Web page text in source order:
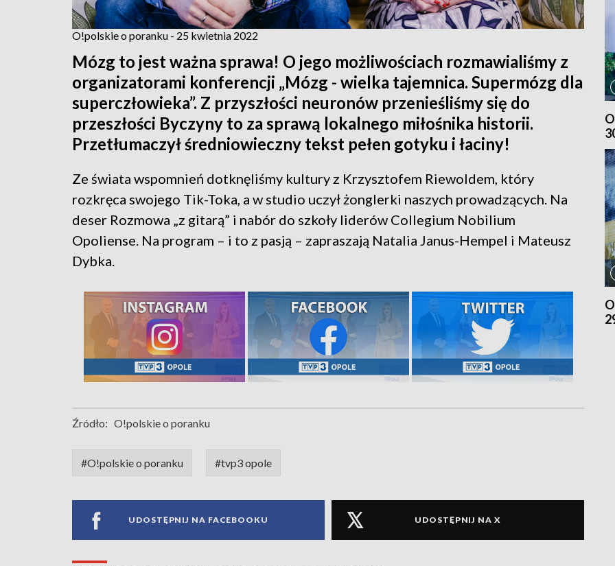
O!polskie o poranku - 25 kwietnia 2022
Mózg to jest ważna sprawa! O jego możliwościach rozmawialiśmy z
organizatorami konferencji „Mózg - wielka tajemnica. Supermózg dla
superczłowieka”. Z przyszłości neuronów przenieśliśmy się do
przeszłości Byczyny to za sprawą lokalnego miłośnika historii.
Przetłumaczył średniowieczny tekst pełen gotyku i łaciny!
Ze świata wspomnień dotknęliśmy kultury z Krzysztofem Riewoldem, który
rozkręca swojego Tik-Toka, a w studio uczył żonglerki naszych prowadzących. Na
deser Rozmowa „z gitarą” i nabór do szkoły liderów Collegium Nobilium
Opoliense. Na program – i to z pasją – zapraszają Natalia Janus-Hempel i Mateusz
Dybka.
Źródło: O!polskie o poranku
#O!polskie o poranku #tvp3 opole
UDOSTĘPNIJ NA FACEBOOKU UDOSTĘPNIJ NA X